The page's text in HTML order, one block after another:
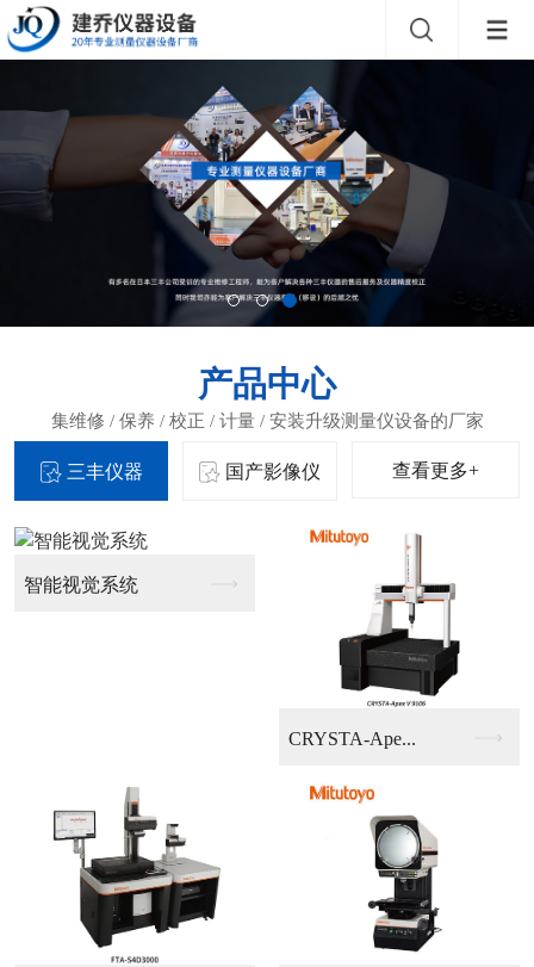
产品中心
三丰仪器 国产影像仪 查看更多+
高度测量仪